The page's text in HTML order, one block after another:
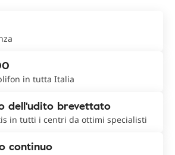
in tutta Italia
dell'udito brevettato
in tutti i centri da ottimi specialisti
continuo